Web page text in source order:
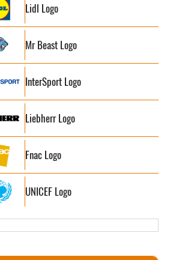
Lidl Logo
Mr Beast Logo
InterSport Logo
Liebherr Logo
Fnac Logo
UNICEF Logo